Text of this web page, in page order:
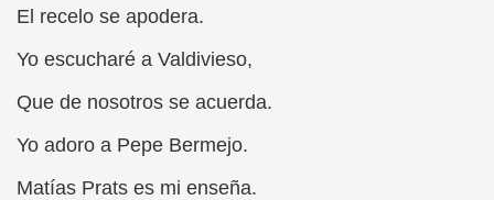
El recelo se apodera.
Yo escucharé a Valdivieso,
Que de nosotros se acuerda.
Yo adoro a Pepe Bermejo.
Matías Prats es mi enseña.